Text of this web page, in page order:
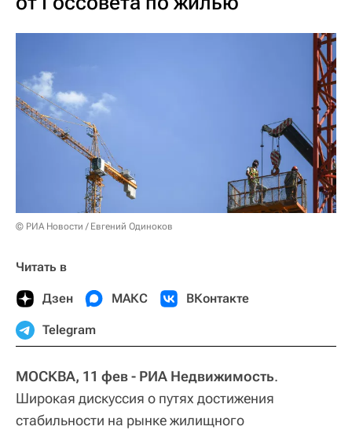
© РИА Новости / Евгений Одиноков
Читать в
Дзен МАКС ВКонтакте
Telegram
МОСКВА, 11 фев - РИА Недвижимость.
Широкая дискуссия о путях достижения
стабильности на рынке жилищного